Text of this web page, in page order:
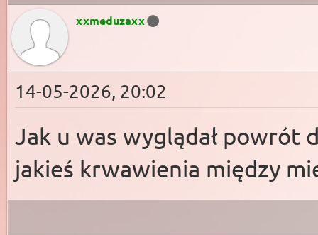
xxmeduzaxx
14-05-2026, 20:02
Jak u was wyglądał powrót
jakieś krwawienia między